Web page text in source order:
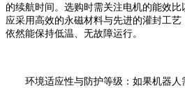
的续航时间。选购时需关注电机的能效
应采用高效的永磁材料与先进的灌封工
依然能保持低温、无故障运行。
环境适应性与防护等级：如果机器人